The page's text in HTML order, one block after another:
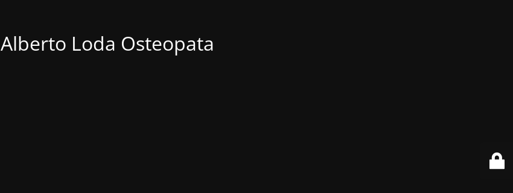
Alberto Loda Osteopata